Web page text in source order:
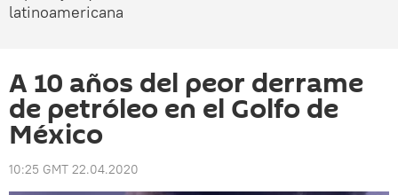
latinoamericana
A 10 años del peor derrame
de petróleo en el Golfo de
México
10:25 GMT 22.04.2020